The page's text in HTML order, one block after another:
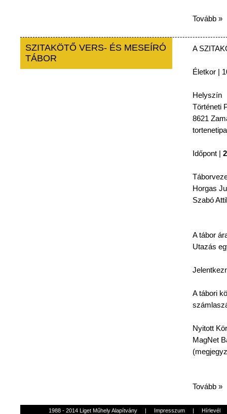
Tovább »
SZITAKÖTŐ VERS- ÉS MESEÍRÓ
TÁBOR
A
Életkor |
Helyszín
Történeti
8621
Időpont |
Horgas
Szabó
Atábor
Utazás
Atábori
Nyitott Kör
MagNet
(
Tovább »
1988 - 2014 Liget Műhely Alapítvány | Impresszum | Hírlevél